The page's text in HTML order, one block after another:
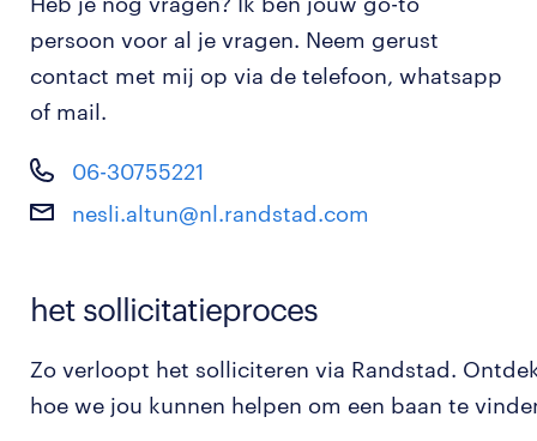
persoon voor al je vragen. Neem gerust
contact met mij op via de telefoon, whatsapp
of mail.
06-30755221
nesli.altun@nl.randstad.com
het sollicitatieproces
Zo verloopt het solliciteren via Randstad.
hoe we jou kunnen helpen om een baan te